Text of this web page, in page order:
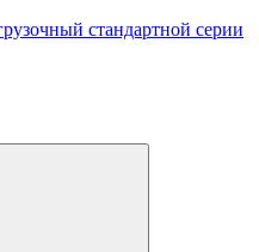
стандартной серии